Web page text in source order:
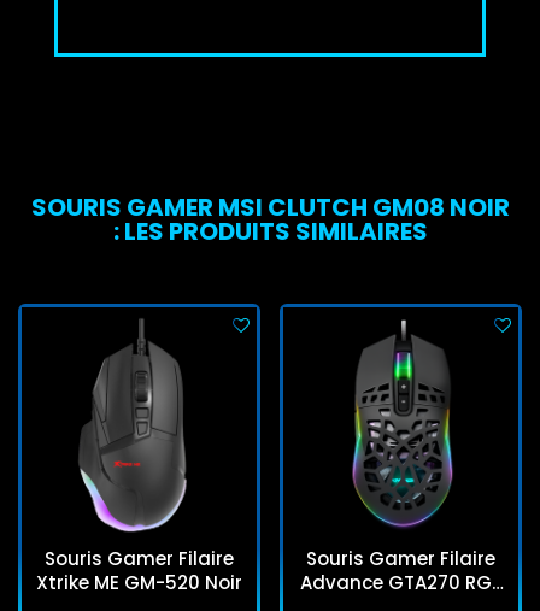
SOURIS GAMER MSI CLUTCH GM08 NOIR
: LES PRODUITS SIMILAIRES
Souris Gamer Filaire
Xtrike ME GM-520 Noir
Souris Gamer Filaire
Advance GTA270 RGB